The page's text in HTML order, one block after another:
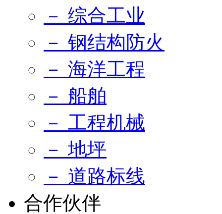
－ 综合工业
－ 钢结构防火
－ 海洋工程
－ 船舶
－ 工程机械
－ 地坪
－ 道路标线
合作伙伴